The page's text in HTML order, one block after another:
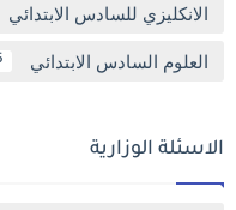
الانكليزي للسادس الابتدائي
العلوم السادس الابتدائي
الاسئلة الوزارية